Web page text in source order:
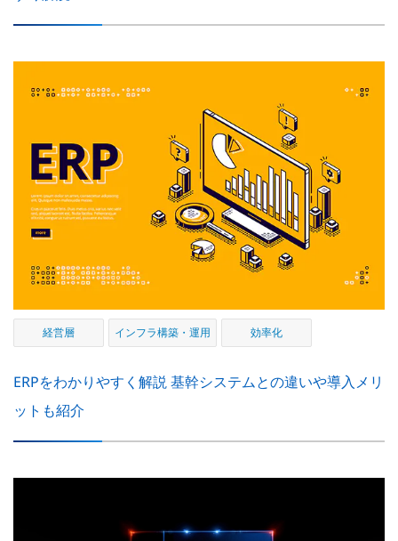
経営層 インフラ構築・運用 効率化
ERPをわかりやすく解説 基幹システムとの違いや導入メリ
ットも紹介